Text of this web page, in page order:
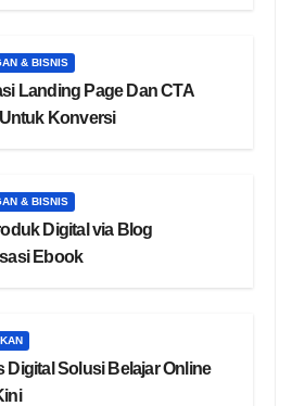
& BISNIS
Landing Page Dan CTA
Konversi
& BISNIS
Digital via Blog
Ebook
Digital Solusi Belajar Online